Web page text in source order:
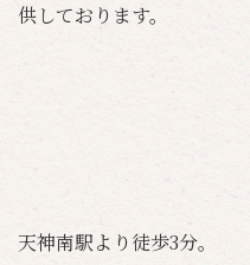
供しております。
天神南駅より徒歩3分。